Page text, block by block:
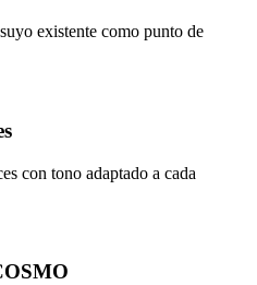
existente como punto de
con tono adaptado a cada